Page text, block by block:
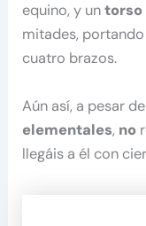
equino, y untorso
mitades,
cuatro brazos.
Aún así, a pesar
elementales, no
llegáis a él con